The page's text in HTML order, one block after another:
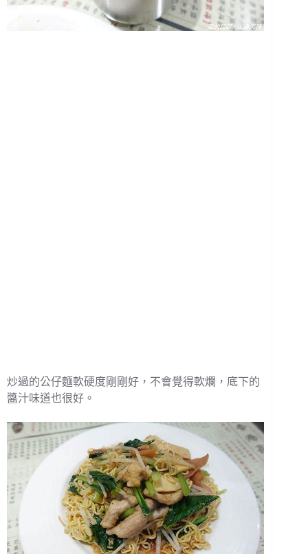
炒過的公仔麵軟硬度剛剛好，不會覺得軟爛，底下的
醬汁味道也很好。